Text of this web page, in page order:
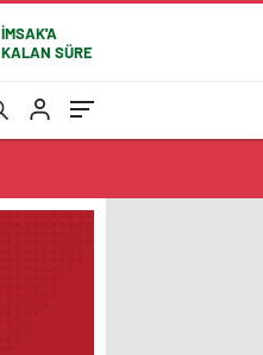
İMSAK'A
KALAN SÜRE